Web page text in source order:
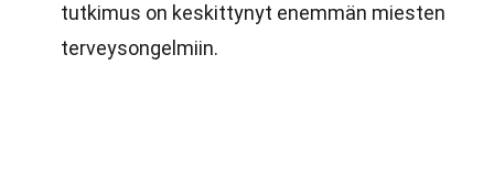
tutkimus on keskittynyt enemmän miesten
terveysongelmiin.